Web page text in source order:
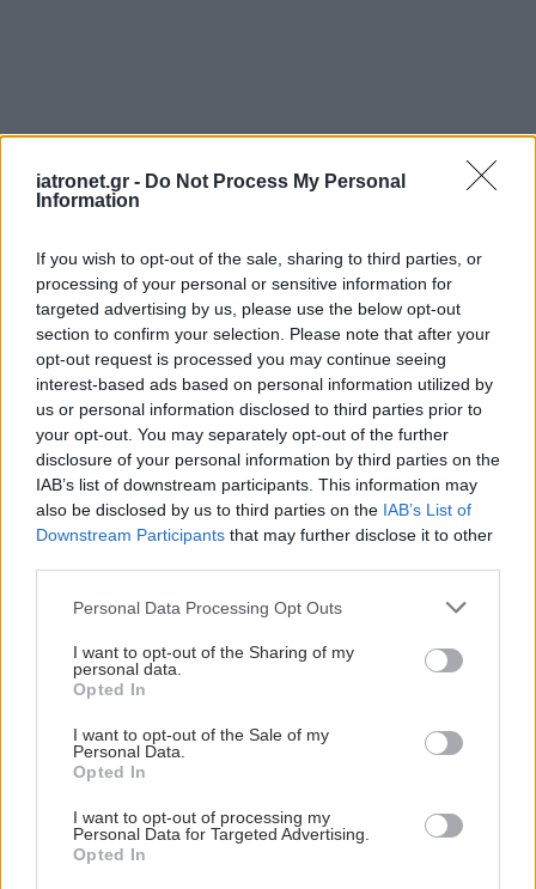
iatronet.gr - Do Not Process My Personal
Information
If you wish to opt-out of the sale, sharing to third parties, or
processing of your personal or sensitive information for
targeted advertising by us, please use the below opt-out
section to confirm your selection. Please note that after your
opt-out request is processed you may continue seeing
interest-based ads based on personal information utilized by
us or personal information disclosed to third parties prior to
your opt-out. You may separately opt-out of the further
disclosure of your personal information by third parties on the
IAB’s list of downstream participants. This information may
also be disclosed by us to third parties on the IAB’s List of
Downstream Participants that may further disclose it to other
Please note that this website/app uses one or more Google
not limited to your visit or usage behaviour. You may click to
grant or deny consent to Google and its third-party tags to
use your data for below specified purposes in below Google
consent section.
Personal Data Processing Opt Outs
I want to opt-out of the Sharing of my
personal data.
Opted In
I want to opt-out of the Sale of my
Personal Data.
Opted In
I want to opt-out of processing my
Personal Data for Targeted Advertising.
Opted In